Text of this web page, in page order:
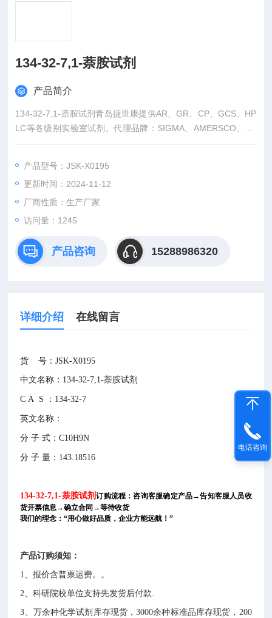
134-32-7,1-萘胺试剂
产品简介
134-32-7,1-萘胺试剂青岛捷世康提供AR、GR、CP、GCS、HP
LC等各级别实验室试剂。代理品牌：SIGMA、AMERSCO、TC
I、TRC、美国中草药
产品型号：JSK-X0195
更新时间：2024-11-12
厂商性质：生产厂家
访问量：1245
产品咨询 15288986320
详细介绍 在线留言
货 号：JSK-X0195
中文名称： 134-32-7,1-萘胺试剂
C A S ： 134-32-7
英文名称：
分 子 式：C10H9N
分 子 量：143.18516
134-32-7,1-萘胺试剂订购流程：咨询客服确定产品→告知客服人员收
货开票信息→确立合同→等待收货
我们的理念：“用心做好品质，企业方能远航！”
产品订购须知：
1、报价含普票运费。 。
2、科研院校单位支持先发货后付款.
3、 万余种化学试剂库存现货 ，3000余种标准品库存现货 ， 200
电话咨询